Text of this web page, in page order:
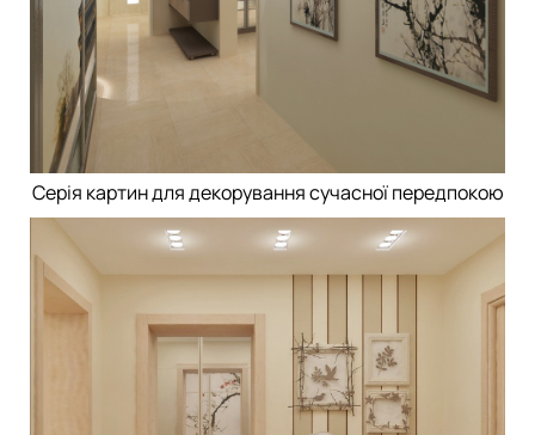
Серія картин для декорування сучасної передпокою